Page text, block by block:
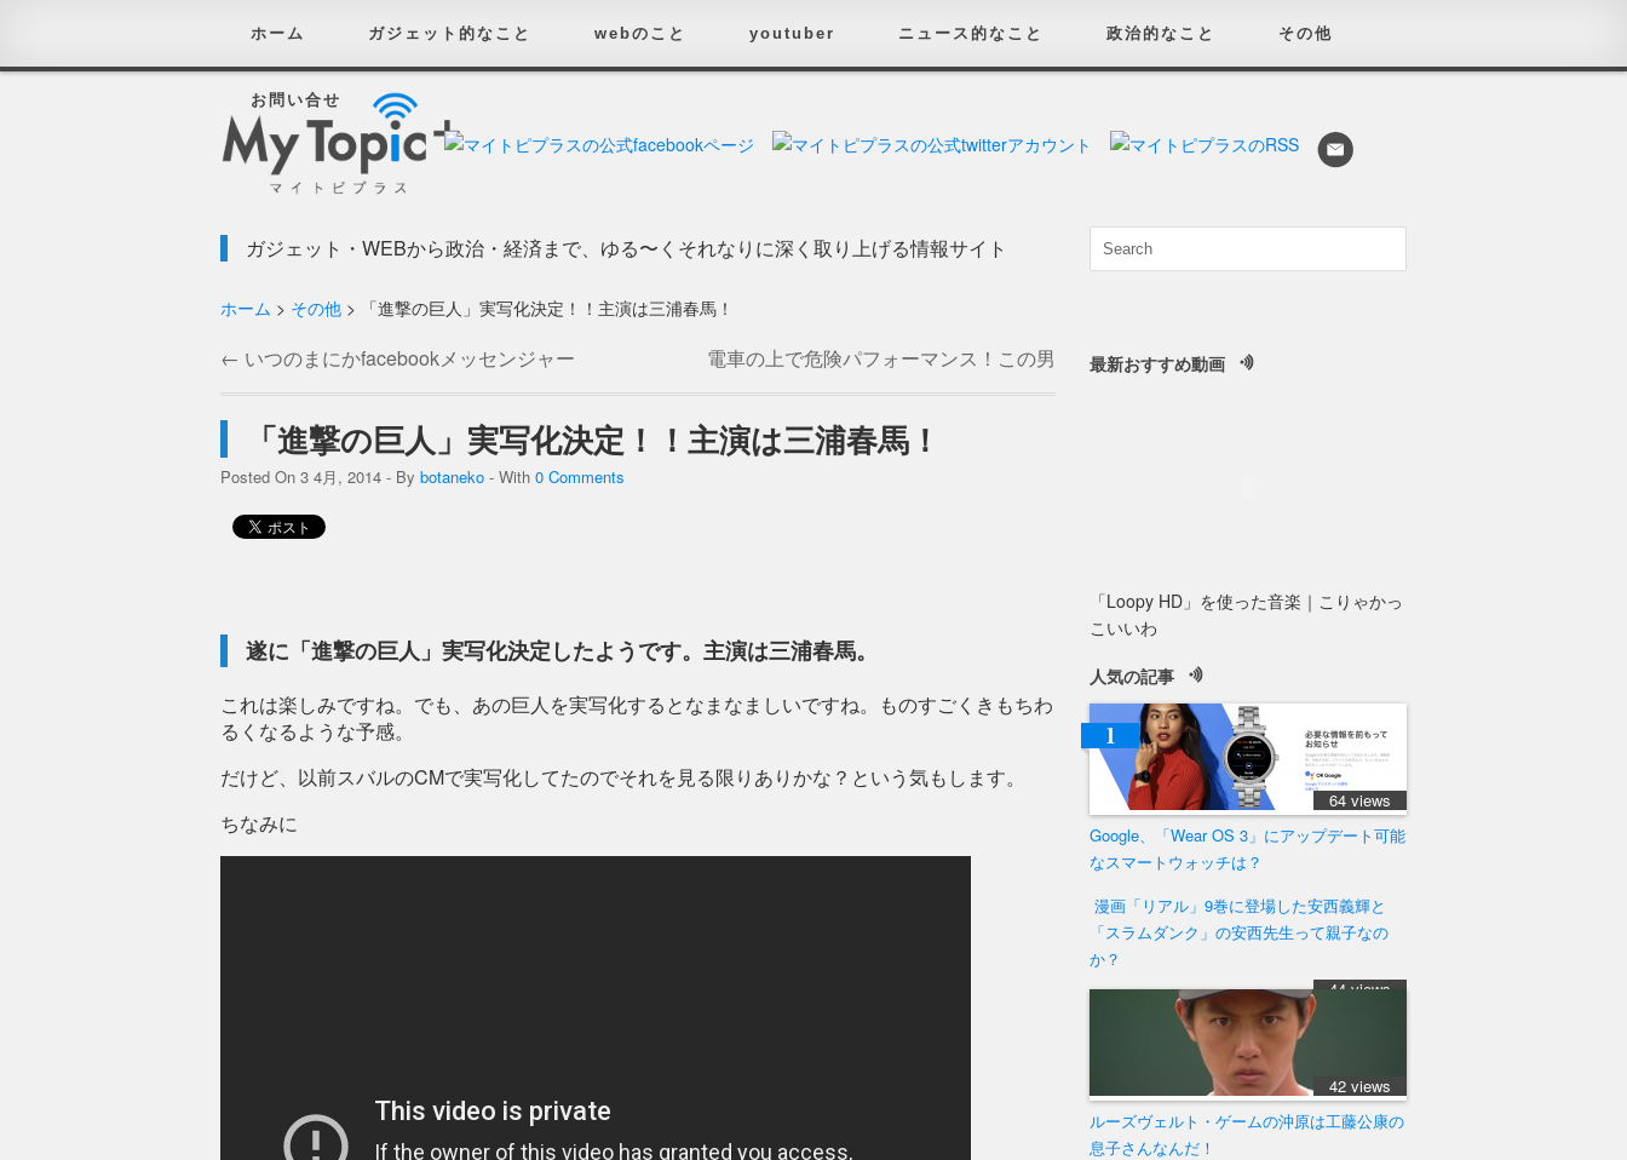
ホーム ガジェット的なこと webのこと youtuber ニュース的なこと 政治的なこと その他
お問い合せ
ガジェット・WEBから政治・経済まで、ゆる〜くそれなりに深く取り上げる情報サイト
ホーム > その他 > 「進撃の巨人」実写化決定！！主演は三浦春馬！
← いつのまにかfacebookメッセンジャー
電車の上で危険パフォーマンス！この男
「進撃の巨人」実写化決定！！主演は三浦春馬！
Posted On 3 4月, 2014 - By botaneko - With 0 Comments
遂に「進撃の巨人」実写化決定したようです。主演は三浦春馬。
これは楽しみですね。でも、あの巨人を実写化するとなまなましいですね。ものすごくきもちわ
るくなるような予感。
だけど、以前スバルのCMで実写化してたのでそれを見る限りありかな？という気もします。
ちなみに
最新おすすめ動画
「Loopy HD」を使った音楽｜こりゃかっ
こいいわ
人気の記事
Google、「Wear OS 3」にアップデート可能
なスマートウォッチは？
64 views
漫画「リアル」9巻に登場した安西義輝と
「スラムダンク」の安西先生って親子なの
か？
44 views
ルーズヴェルト・ゲームの沖原は工藤公康の
息子さんなんだ！
42 views